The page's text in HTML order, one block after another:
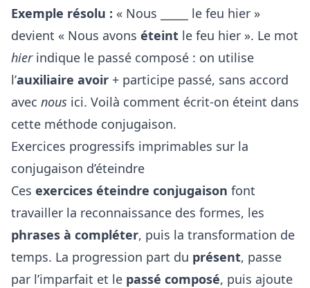
Exemple résolu : « Nous _____ le feu hier »
devient « Nous avons éteint le feu hier ». Le mot
hierindique le passé composé : on utilise
l’auxiliaire avoir + participe passé, sans accord
avec nous ici. Voilà comment écrit-on éteint dans
cette méthode conjugaison.
Exercices progressifs imprimables sur la
conjugaison d’éteindre
Ces exercices éteindre conjugaison font
travailler la reconnaissance des formes, les
phrases à compléter, puis la transformation de
temps. La progression part du présent, passe
par l’imparfait et le passé composé, puis ajoute